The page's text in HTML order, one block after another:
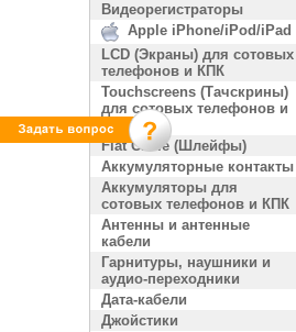
Видеорегистраторы
Apple iPhone/iPod/iPad
LCD (Экраны) для сотовых
телефонов и КПК
Touchscreens (Тачскрины)
для сотовых телефонов и
КПК
Flat Cable (Шлейфы)
Аккумуляторные контакты
Аккумуляторы для
сотовых телефонов и КПК
Антенны и антенные
кабели
Гарнитуры, наушники и
аудио-переходники
Дата-кабели
Джойстики